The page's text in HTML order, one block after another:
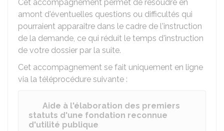
Cet accompagnement permet de résoudre en
amont d'éventuelles questions ou difficultés qui
pourraient apparaitre dans le cadre de l'instruction
de la demande, ce qui réduit le temps d'instruction
de votre dossier par la suite.
Cet accompagnement se fait uniquement en ligne
via la téléprocédure suivante :
Aide à l'élaboration des premiers
statuts d'une fondation reconnue
d'utilité publique